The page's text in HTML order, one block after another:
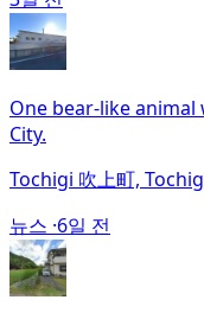
One bear-like animal
City.
Tochigi 吹上町,
뉴스 ·6일 전